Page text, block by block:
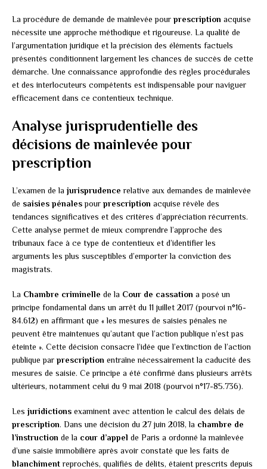
La procédure de demande de mainlevée pour prescription acquise
nécessite une approche méthodique et rigoureuse. La qualité de
l’argumentation juridique et la précision des éléments factuels
présentés conditionnent largement les chances de succès de cette
démarche. Une connaissance approfondie des règles procédurales
et des interlocuteurs compétents est indispensable pour naviguer
efficacement dans ce contentieux technique.
Analyse jurisprudentielle des
décisions de mainlevée pour
prescription
L’examen de la jurisprudence relative aux demandes de mainlevée
de saisies pénalespour prescription acquise révèle des
tendances significatives et des critères d’appréciation récurrents.
Cette analyse permet de mieux comprendre l’approche des
tribunaux face à ce type de contentieux et d’identifier les
arguments les plus susceptibles d’emporter la conviction des
magistrats.
La Chambre criminelle de la Cour de cassation a posé un
principe fondamental dans un arrêt du 11 juillet 2017 (pourvoi n°16-
84.612) en affirmant que « les mesures de saisies pénales ne
peuvent être maintenues qu’autant que l’action publique n’est pas
éteinte ». Cette décision consacre l’idée que l’extinction de l’action
publique par prescription entraîne nécessairement la caducité des
mesures de saisie. Ce principe a été confirmé dans plusieurs arrêts
ultérieurs, notamment celui du 9 mai 2018 (pourvoi n°17-85.736).
Les juridictions examinent avec attention le calcul des délais de
prescription. Dans une décision du 27 juin 2018, la chambre de
l’instruction de la cour d’appel de Paris a ordonné la mainlevée
d’une saisie immobilière après avoir constaté que les faits de
blanchimentreprochés, qualifiés de délits, étaient prescrits depuis